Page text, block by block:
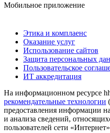
Мобильное приложение
Этика и комплаенс
Оказание услуг
Использование сайтов
Защита персональных
Пользовательское
ИТ аккредитация
На информационном ресурсе
рекомендательные технологии
предоставления информации
и анализа сведений,
пользователей сети